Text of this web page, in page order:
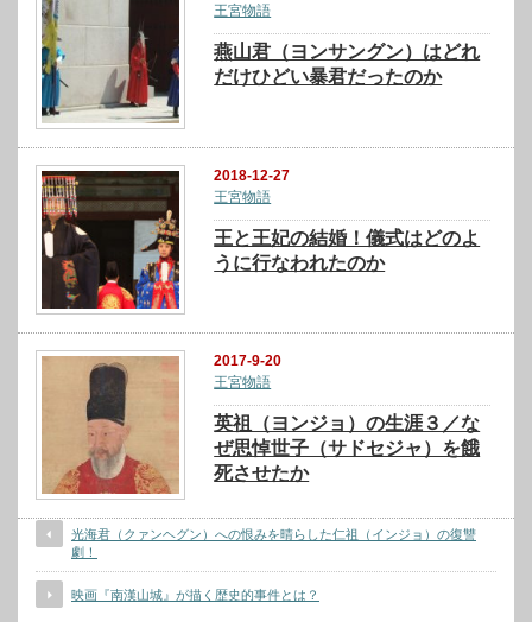
王宮物語
燕山君（ヨンサングン）はどれ
だけひどい暴君だったのか
2018-12-27
王宮物語
王と王妃の結婚！儀式はどのよ
うに行なわれたのか
2017-9-20
王宮物語
英祖（ヨンジョ）の生涯３／な
ぜ思悼世子（サドセジャ）を餓
死させたか
光海君（クァンヘグン）への恨みを晴らした仁祖（インジョ）の復讐
劇！
映画『南漢山城』が描く歴史的事件とは？